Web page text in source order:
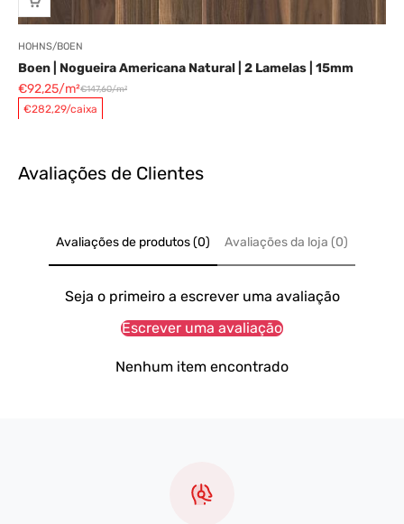
HOHNS/BOEN
Boen | Nogueira Americana Natural | 2 Lamelas | 15mm
Preço promocional
€92,25/m²€147,60/m²
€282,29/caixa
Avaliações de Clientes
Avaliações de produtos (0) Avaliações da loja (0)
Seja o primeiro a escrever uma avaliação
Escrever uma avaliação
Nenhum item encontrado